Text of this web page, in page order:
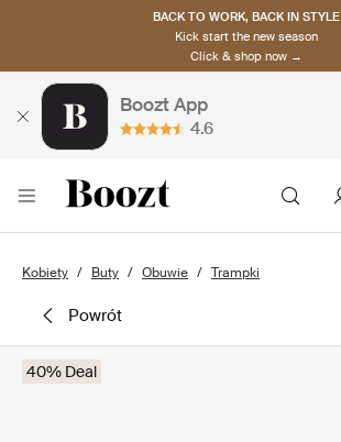
BACK TO WORK, BACK IN STYLE
Kick start the new season
Click & shop now →
Boozt App
4.6
Kobiety Buty Obuwie Trampki
powrót
40% Deal